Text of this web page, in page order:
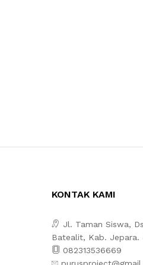
KONTAK KAMI
Jl. Taman Siswa,
Batealit, Kab. Jepara.
082313536669